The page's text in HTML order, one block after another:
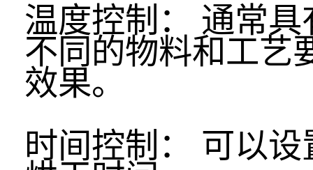
温度控制： 通常
不同的物料和工艺
效果。
时间控制： 可以